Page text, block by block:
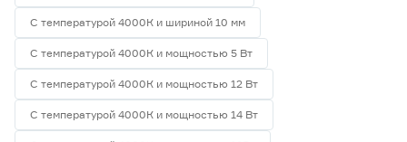
С температурой 4000К и шириной 10 мм
С температурой 4000К и мощностью 5 Вт
С температурой 4000К и мощностью 12 Вт
С температурой 4000К и мощностью 14 Вт